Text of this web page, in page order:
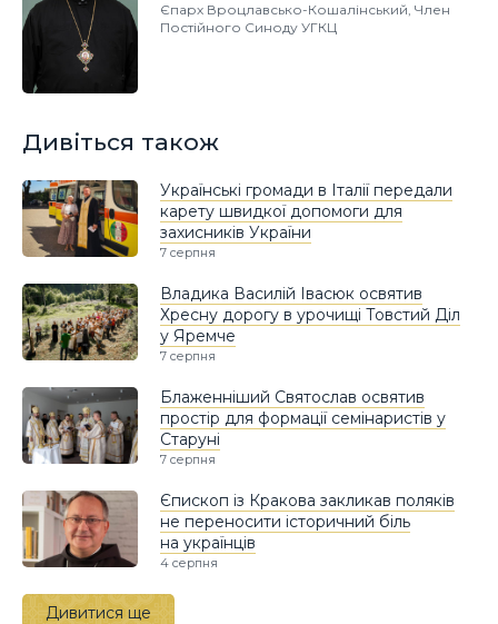
Єпарх Вроцлавсько-Кошалінський, Член
Постійного Синоду УГКЦ
Дивіться також
Українські громади в Італії передали
карету швидкої допомоги для
захисників України
7 серпня
Владика Василій Івасюк освятив
Хресну дорогу в урочищі Товстий Діл
у Яремче
7 серпня
Блаженніший Святослав освятив
простір для формації семінаристів у
Старуні
7 серпня
Єпископ із Кракова закликав поляків
не переносити історичний біль
на українців
4 серпня
Дивитися ще